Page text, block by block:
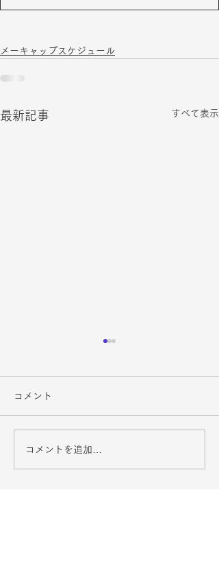
メーキャップスケジュール
最新記事 すべて表示
３月スケジュール
コメント
コメントを追加…